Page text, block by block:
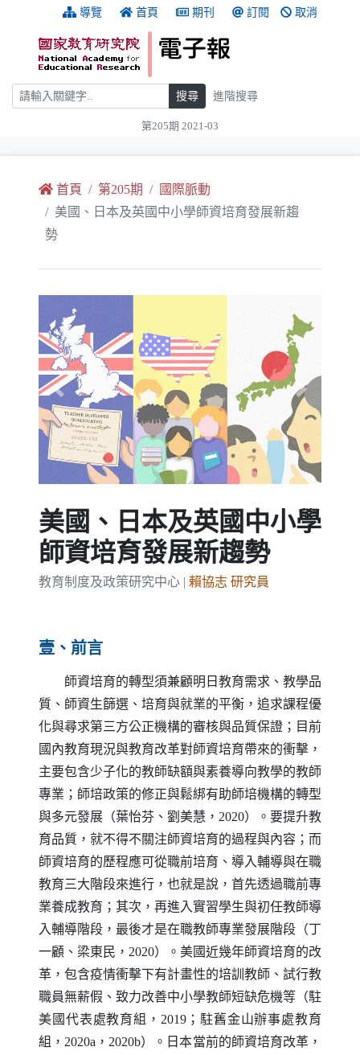
跳到主要內容 導覽 首頁 期刊 訂閱 取消
搜尋 搜尋 進階搜尋
第205期 2021-03
首頁 第205期
國際脈動
美國、日本及英國中小學師資培育發展新趨
勢
Previous Next
美國、日本及英國中小學
師資培育發展新趨勢
教育制度及政策研究中心 | 賴協志 研究員
壹、前言
師資培育的轉型須兼顧明日教育需求、教學品
質、師資生篩選、培育與就業的平衡，追求課程優
化與尋求第三方公正機構的審核與品質保證；目前
國內教育現況與教育改革對師資培育帶來的衝擊，
主要包含少子化的教師缺額與素養導向教學的教師
專業；師培政策的修正與鬆綁有助師培機構的轉型
與多元發展（葉怡芬、劉美慧，2020）。要提升教
育品質，就不得不關注師資培育的過程與內容；而
師資培育的歷程應可從職前培育、導入輔導與在職
教育三大階段來進行，也就是說，首先透過職前專
業養成教育；其次，再進入實習學生與初任教師導
入輔導階段，最後才是在職教師專業發展階段（丁
一顧、梁東民，2020）。美國近幾年師資培育的改
革，包含疫情衝擊下有計畫性的培訓教師、試行教
職員無薪假、致力改善中小學教師短缺危機等（駐
美國代表處教育組，2019；駐舊金山辦事處教育
組，2020a，2020b）。日本當前的師資培育改革，